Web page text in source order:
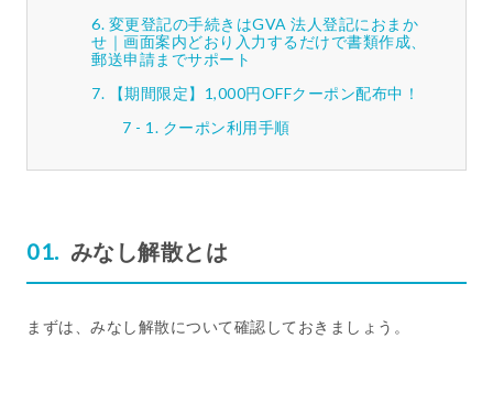
変更登記の手続きはGVA 法人登記におまか
せ｜画面案内どおり入力するだけで書類作成、
郵送申請までサポート
【期間限定】1,000円OFFクーポン配布中！
クーポン利用手順
みなし解散とは
まずは、みなし解散について確認しておきましょう。